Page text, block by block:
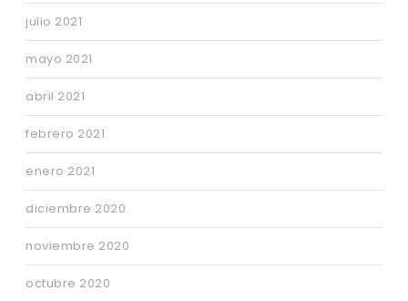
julio 2021
mayo 2021
abril 2021
febrero 2021
enero 2021
diciembre 2020
noviembre 2020
octubre 2020